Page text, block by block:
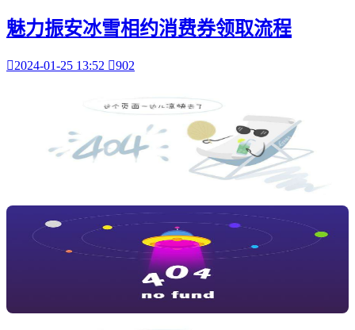
魅力振安冰雪相约消费券领取流程
2024-01-25 13:52 902